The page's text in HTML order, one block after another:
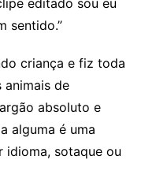
editado sou eu
sentido.”
criança e fiz toda
animais de
absoluto e
alguma é uma
idioma, sotaque ou